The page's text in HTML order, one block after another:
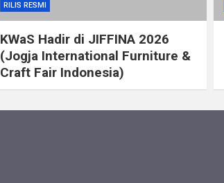
RILIS RESMI
KWaS Hadir di JIFFINA 2026
(Jogja International Furniture &
Craft Fair Indonesia)